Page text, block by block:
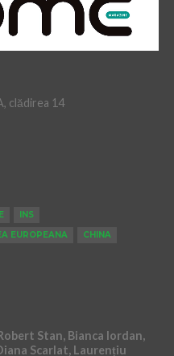
clădirea 14
INS
EUROPEANA
CHINA
Stan, Bianca Iordan,
Scarlat, Laurențiu